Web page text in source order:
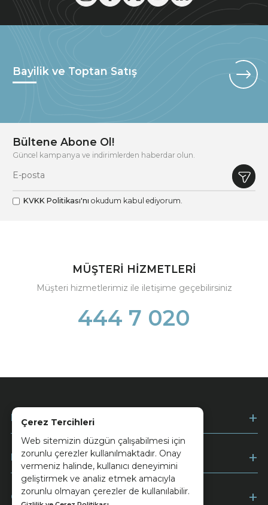
Çerez Tercihleri
Web sitemizin düzgün çalışabilmesi için
zorunlu çerezler kullanılmaktadır. Onay
vermeniz halinde, kullanıcı deneyimini
geliştirmek ve analiz etmek amacıyla
zorunlu olmayan çerezler de kullanılabilir.
Bayilik ve Toptan Satış
Bültene Abone Ol!
Güncel kampanya ve indirimlerden haberdar olun.
KVKK Politikası'nı okudum kabul ediyorum.
MÜŞTERİ HİZMETLERİ
Müşteri hizmetlerimiz ile iletişime geçebilirsiniz
444 7 020
Kurumsal
Müşteri Hizmetleri
Ödeme